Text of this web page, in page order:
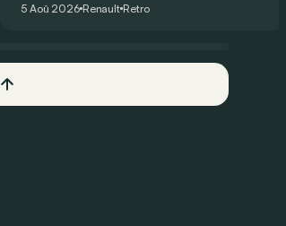
5 Aoû 2026 Renault Retro